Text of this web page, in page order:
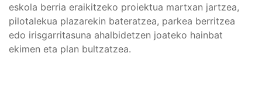
eskola berria eraikitzeko proiektua martxan jartzea,
pilotalekua plazarekin bateratzea, parkea berritzea
edo irisgarritasuna ahalbidetzen joateko hainbat
ekimen eta plan bultzatzea.